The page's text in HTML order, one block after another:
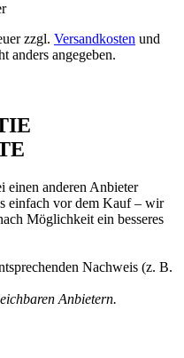
zzgl. Versandkosten und
anders angegeben.
einen anderen Anbieter
einfach vor dem Kauf – wir
Möglichkeit ein besseres
Nachweis (z. B.
Anbietern.